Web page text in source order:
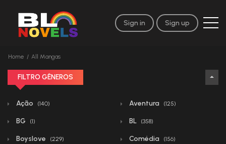
Sign in Sign up
Home All Mangas
FILTRO GÊNEROS
Ação (140) Aventura (125)
BG (1) BL (358)
Boyslove (229) Comédia (156)